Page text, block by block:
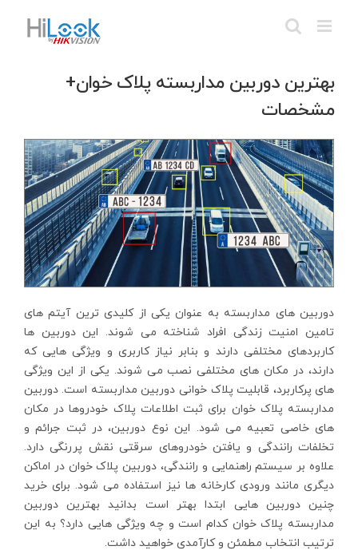
بهترین دوربین مداربسته پلاک خوان+
مشخصات
دوربین های مداربسته به عنوان یکی از کلیدی ترین آیتم های
تامین امنیت زندگی افراد شناخته می شوند. این دوربین ها
کاربردهای مختلفی دارند و بنابر نیاز کاربری و ویژگی هایی که
دارند، در مکان های مختلفی نصب می شوند. یکی از این ویژگی
های پرکاربرد، قابلیت پلاک خوانی دوربین مداربسته است. دوربین
مداربسته پلاک خوان برای ثبت اطلاعات پلاک خودروها در مکان
های خاصی تعبیه می شود. این نوع دوربین، در ثبت جرائم و
تخلفات رانندگی و یافتن خودروهای سرقتی نقش پررنگی دارد.
علاوه بر سیستم راهنمایی و رانندگی، دوربین پلاک خوان در اماکن
دیگری مانند ورودی کارخانه ها نیز استفاده می شود. برای خرید
چنین دوربین هایی ابتدا بهتر است بدانید بهترین دوربین
مداربسته پلاک خوان کدام است و چه ویژگی هایی دارد؟ به این
ترتیب انتخاب مطمئن و کارآمدی خواهید داشت.